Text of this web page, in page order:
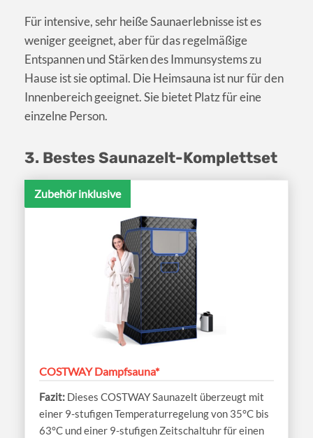
Für intensive, sehr heiße Saunaerlebnisse ist es
weniger geeignet, aber für das regelmäßige
Entspannen und Stärken des Immunsystems zu
Hause ist sie optimal. Die Heimsauna ist nur für den
Innenbereich geeignet. Sie bietet Platz für eine
einzelne Person.
3. Bestes Saunazelt-Komplettset
Zubehör inklusive
COSTWAY Dampfsauna*
Dieses COSTWAY Saunazelt überzeugt mit
einer 9-stufigen Temperaturregelung von 35°C bis
63°C und einer 9-stufigen Zeitschaltuhr für einen